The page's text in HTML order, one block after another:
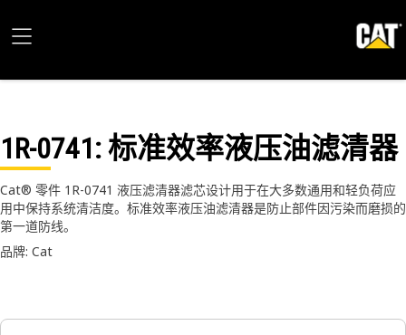
1R-0741: 标准效率液压油滤清器
Cat® 零件 1R-0741 液压滤清器滤芯设计用于在大多数通用和轻负荷应
用中保持系统清洁度。标准效率液压油滤清器是防止部件因污染而磨损的
第一道防线。
品牌: Cat